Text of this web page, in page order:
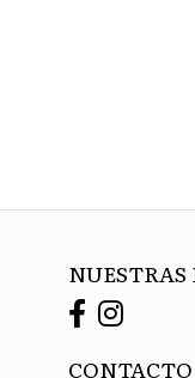
NUESTRAS
CONTACTO